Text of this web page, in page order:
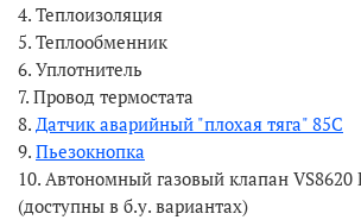
4. Теплоизоляция
5. Теплообменник
6. Уплотнитель
7. Провод термостата
8. Датчик аварийный "плохая тяга" 85С
9. Пьезокнопка
10. Автономный газовый клапан
(доступны в б.у. вариантах)